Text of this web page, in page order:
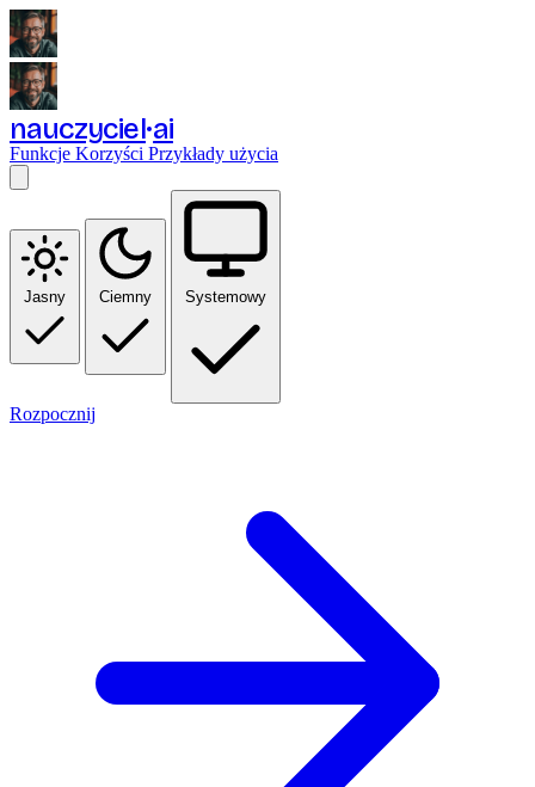
nauczyciel ai
Funkcje Korzyści Przykłady użycia
Jasny Ciemny Systemowy
Rozpocznij